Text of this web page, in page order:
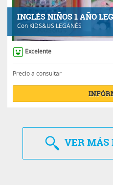
INGLÉS NIÑOS 1 AÑO
Con KIDS&US LEGANÉS
Excelente
Precio a consultar
VERMÁS